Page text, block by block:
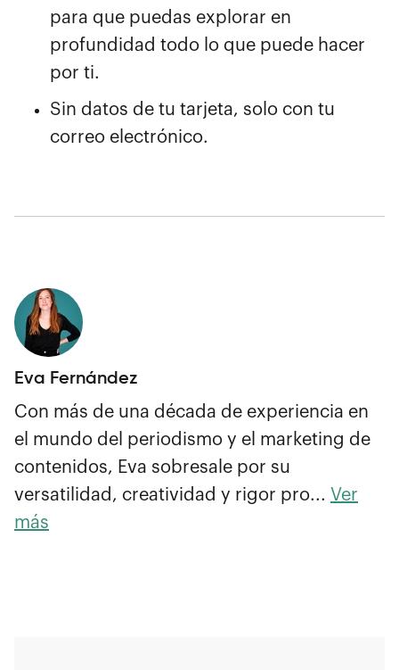
para que puedas explorar en
profundidad todo lo que puede hacer
por ti.
Sin datos de tu tarjeta, solo con tu
correo electrónico.
Eva Fernández
Con más de una década de experiencia en
el mundo del periodismo y el marketing de
contenidos, Eva sobresale por su
versatilidad, creatividad y rigor pro... Ver
más